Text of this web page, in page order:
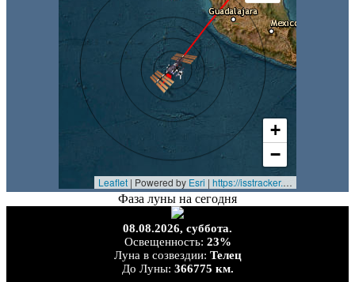
Фаза луны на сегодня
08.08.2026, суббота.
Освещенность: 23%
Луна в созвездии: Телец
До Луны: 366775 км.